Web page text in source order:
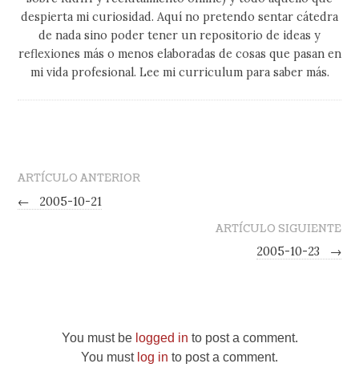
despierta mi curiosidad. Aquí no pretendo sentar cátedra
de nada sino poder tener un repositorio de ideas y
reflexiones más o menos elaboradas de cosas que pasan en
mi vida profesional. Lee mi curriculum para saber más.
ARTÍCULO ANTERIOR
←
2005-10-21
ARTÍCULO SIGUIENTE
2005-10-23
→
You must be logged in to post a comment.
You must log in to post a comment.